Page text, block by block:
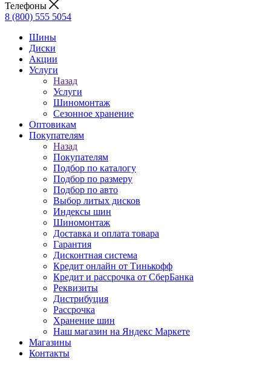
Телефоны
8 (800) 555 5054
Шины
Диски
Акции
Услуги
Назад
Услуги
Шиномонтаж
Сезонное хранение
Оптовикам
Покупателям
Назад
Покупателям
Подбор по каталогу
Подбор по размеру
Подбор по авто
Выбор литых дисков
Индексы шин
Шиномонтаж
Доставка и оплата товара
Гарантия
Дисконтная система
Кредит онлайн от Тинькофф
Кредит и рассрочка от СберБанка
Реквизиты
Дистрибуция
Рассрочка
Хранение шин
Наш магазин на Яндекс Маркете
Магазины
Контакты